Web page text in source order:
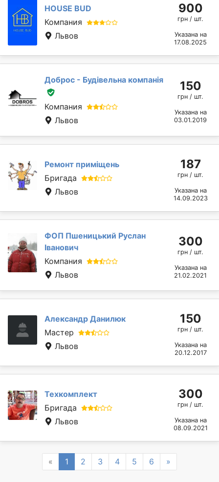
HOUSE BUD
Компания
Львов
900
грн / шт.
Указана на
17.08.2025
Доброс - Будівельна компанія
Компания
Львов
150
грн / шт.
Указана на
03.01.2019
Ремонт приміщень
Бригада
Львов
187
грн / шт.
Указана на
14.09.2023
ФОП Пшеницький Руслан
Іванович
Компания
Львов
300
грн / шт.
Указана на
21.02.2021
Александр Данилюк
Мастер
Львов
150
грн / шт.
Указана на
20.12.2017
Техкомплект
Бригада
Львов
300
грн / шт.
Указана на
08.09.2021
« Previous
1 2 3 4 5 6 »